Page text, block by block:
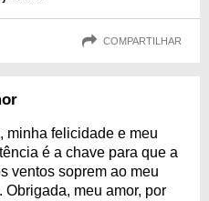
COMPARTILHAR
minha felicidade e meu
é a chave para que a
ventos soprem ao meu
meu amor, por